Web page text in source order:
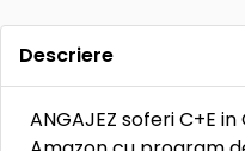
Descriere
ANGAJEZ soferi C+E